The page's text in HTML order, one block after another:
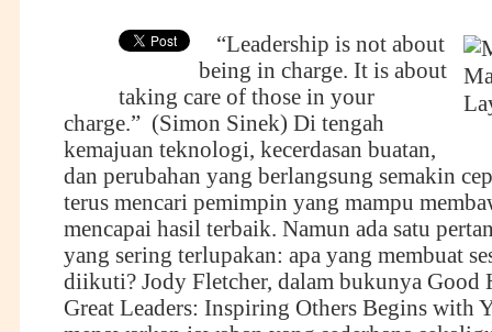
“Leadership is not about
being in charge. It is about
taking care of those in your
charge.” (Simon Sinek) Di tengah
kemajuan teknologi, kecerdasan buatan,
dan perubahan yang berlangsung semakin
terus mencari pemimpin yang mampu
mencapai hasil terbaik. Namun ada satu
yang sering terlupakan: apa yang membuat
diikuti? Jody Fletcher, dalam bukunya Good
Great Leaders: Inspiring Others Begins with